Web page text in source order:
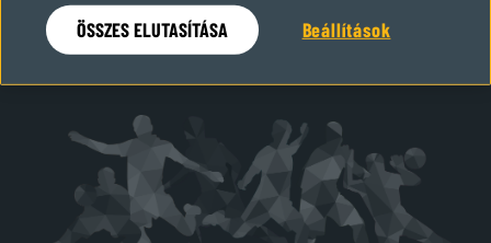
Hamarosan visszatérünk
ÖSSZES ELUTASÍTÁSA Beállítások